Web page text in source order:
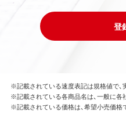
登
※記載されている速度表記は規格値で、
※記載されている各商品名は、一般に各
※記載されている価格は、希望小売価格